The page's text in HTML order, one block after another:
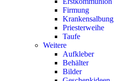
Firmung
Krankensalbung
Priesterweihe
Taufe
Weitere
Aufkleber
Behälter
Bilder